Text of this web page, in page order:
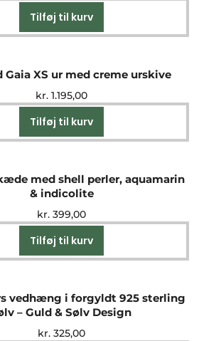
Tilføj til kurv
Gaia XS ur med creme urskive
kr. 1.195,00
Tilføj til kurv
med shell perler, aquamarin
& indicolite
kr. 399,00
Tilføj til kurv
vedhæng i forgyldt 925 sterling
– Guld & Sølv Design
kr. 325,00